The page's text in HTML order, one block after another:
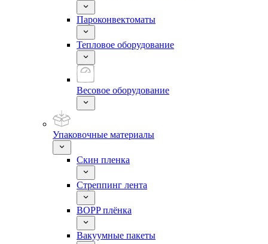
Пароконвектоматы
Тепловое оборудование
Весовое оборудование
Упаковочные материалы
Скин пленка
Стреппинг лента
BOPP плёнка
Вакуумные пакеты